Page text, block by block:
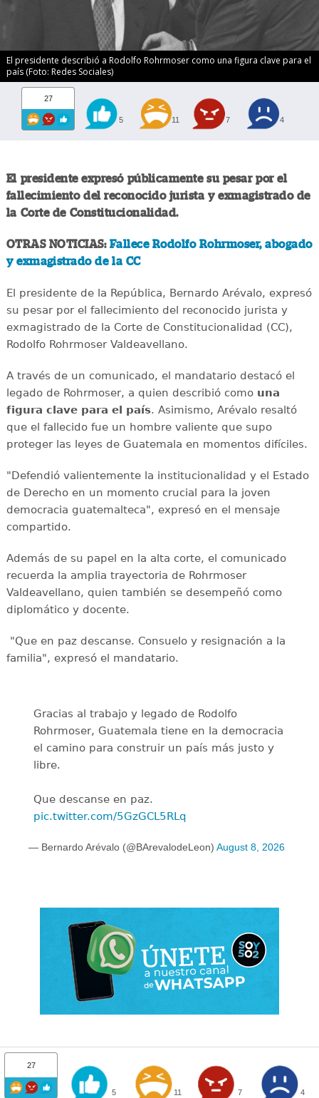
El presidente describió a Rodolfo Rohrmoser como una figura clave para el
país (Foto: Redes Sociales)
27
5 11 7 4
El presidente expresó públicamente su pesar por el
fallecimiento del reconocido jurista y exmagistrado de
la Corte de Constitucionalidad.
OTRAS NOTICIAS: Fallece Rodolfo Rohrmoser, abogado
y exmagistrado de la CC
El presidente de la República, Bernardo Arévalo, expresó
su pesar por el fallecimiento del reconocido jurista y
exmagistrado de la Corte de Constitucionalidad (CC),
Rodolfo Rohrmoser Valdeavellano.
A través de un comunicado, el mandatario destacó el
legado de Rohrmoser, a quien describió comouna
figura clave para el país. Asimismo, Arévalo resaltó
que el fallecido fue un hombre valiente que supo
proteger las leyes de Guatemala en momentos difíciles.
"Defendió valientemente la institucionalidad y el Estado
de Derecho en un momento crucial para la joven
democracia guatemalteca", expresó en el mensaje
compartido.
Además de su papel en la alta corte, el comunicado
recuerda la amplia trayectoria de Rohrmoser
Valdeavellano, quien también se desempeñó como
diplomático y docente.
"Que en paz descanse. Consuelo y resignación a la
familia", expresó el mandatario.
Gracias al trabajo y legado de Rodolfo
Rohrmoser, Guatemala tiene en la democracia
el camino para construir un país más justo y
libre.
Que descanse en paz.
pic.twitter.com/5GzGCL5RLq
— Bernardo Arévalo (@BArevalodeLeon) August 8, 2026
27
5 11 7 4